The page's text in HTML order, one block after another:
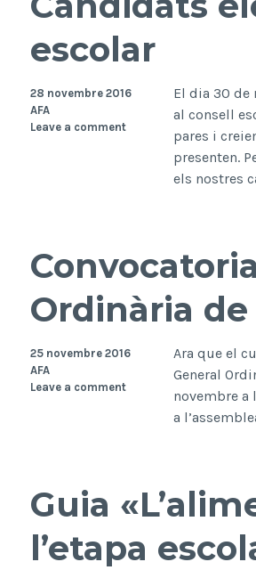
escolar
El dia 30 de
al consell
pares i
presenten.
els nostres
28 novembre 2016
AFA
Leave a comment
Ordinària de
Ara que el
General
novembre a
a
25 novembre 2016
AFA
Leave a comment
Guia
l’etapa